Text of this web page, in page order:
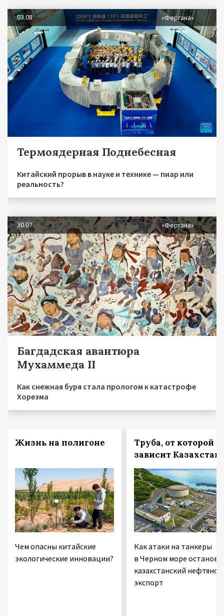
03.08 «Фергана»
Термоядерная Поднебесная
Китайский прорыв в науке и технике — пиар или
реальность?
30.07 «Фергана»
Багдадская авантюра
Мухаммеда II
Как снежная буря стала прологом к катастрофе
Хорезма
Жизнь на полигоне
Чем опасны китайские
экологические инновации?
Труба, от которой
зависит Казахстан
Как атаки на танкеры
в Черном море
казахстанский нефтяной
экспорт